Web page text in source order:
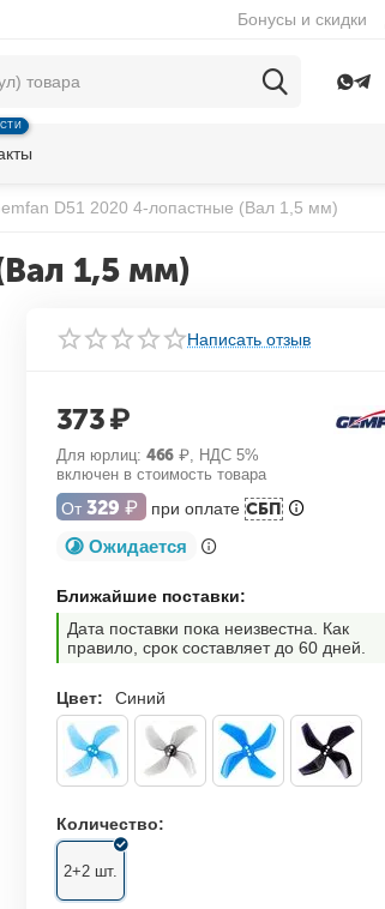
Бонусы и скидки
D51 2020 4-лопастные (Вал 1,5 мм)
1,5 мм)
Написать отзыв
373₽
Для юрлиц: 466 ₽, НДС 5%
включен в стоимость товара
От 329 ₽ при оплатеСБП
Ожидается
Ближайшие поставки:
Дата поставки пока неизвестна. Как
правило, срок составляет до 60 дней.
Цвет: Синий
Количество:
2+2 шт.